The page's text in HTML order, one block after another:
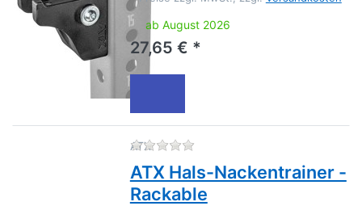
ab August 2026
27,65 € *
ATX Zu diesem Produkt liegen
ATX Hals-Nackentrainer -
Rackable